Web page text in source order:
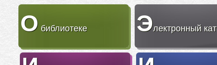
О библиотеке Электронный